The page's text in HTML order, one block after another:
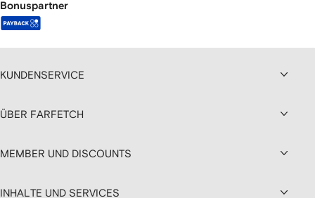
Bonuspartner
KUNDENSERVICE
ÜBER FARFETCH
MEMBER UND DISCOUNTS
INHALTE UND SERVICES